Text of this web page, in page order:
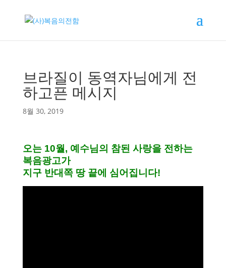
브라질이 동역자님에게 전
하고픈 메시지
8월 30, 2019
오는 10월, 예수님의 참된 사랑을 전하는
복음광고가
지구 반대쪽 땅 끝에 심어집니다!